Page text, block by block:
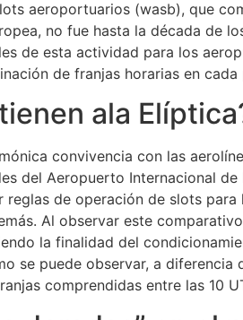
aeroportuarios (wasb), que
no fue hasta la década de
de esta actividad para los
de franjas horarias en cada
ala
convivencia con las
del Aeropuerto Internacional
de operación de slots
Al observar este
la finalidad del
se puede observar, a
comprendidas entre las 10